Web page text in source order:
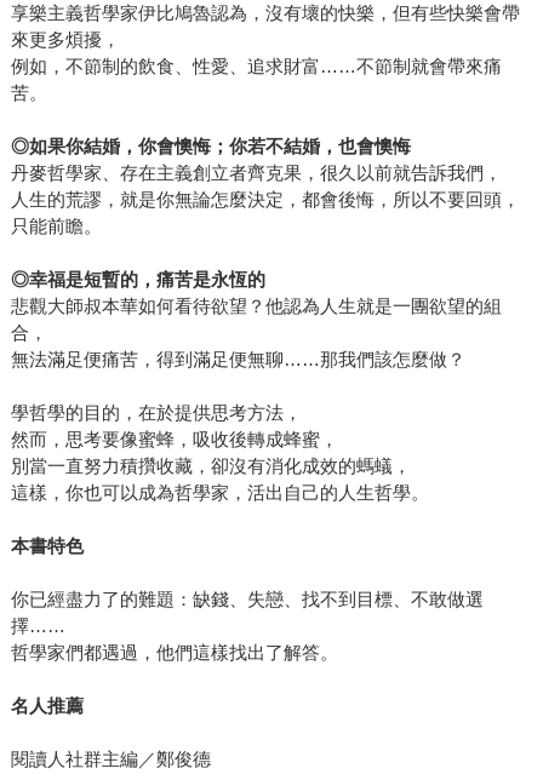
享樂主義哲學家伊比鳩魯認為，沒有壞的快樂，但有些快樂會帶
來更多煩擾，
例如，不節制的飲食、性愛、追求財富……不節制就會帶來痛
苦。
◎如果你結婚，你會懊悔；你若不結婚，也會懊悔
丹麥哲學家、存在主義創立者齊克果，很久以前就告訴我們，
人生的荒謬，就是你無論怎麼決定，都會後悔，所以不要回頭，
只能前瞻。
◎幸福是短暫的，痛苦是永恆的
悲觀大師叔本華如何看待欲望？他認為人生就是一團欲望的組
合，
無法滿足便痛苦，得到滿足便無聊……那我們該怎麼做？
學哲學的目的，在於提供思考方法，
然而，思考要像蜜蜂，吸收後轉成蜂蜜，
別當一直努力積攢收藏，卻沒有消化成效的螞蟻，
這樣，你也可以成為哲學家，活出自己的人生哲學。
本書特色
你已經盡力了的難題：缺錢、失戀、找不到目標、不敢做選
擇……
哲學家們都遇過，他們這樣找出了解答。
名人推薦
閱讀人社群主編／鄭俊德